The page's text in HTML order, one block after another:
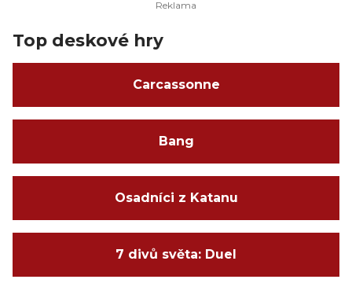
Top deskové hry
Carcassonne
Bang
Osadníci z Katanu
7 divů světa: Duel